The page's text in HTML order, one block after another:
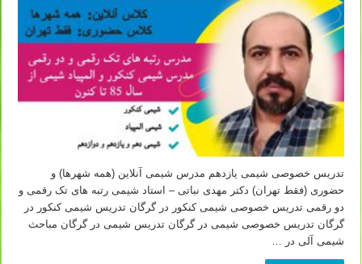
تدریس خصوصی شیمی یازدهم مدرس شیمی آنلاین (همه شهرها) و
حضوری (فقط تهران) دکتر مهدی نباتی – استاد شیمی رتبه های تک رقمی و
دو رقمی تدریس خصوصی شیمی کنکور در گرگان تدریس شیمی کنکور در
گرگان تدریس خصوصی شیمی در گرگان تدریس شیمی در گرگان مباحث
شیمی آلی در …